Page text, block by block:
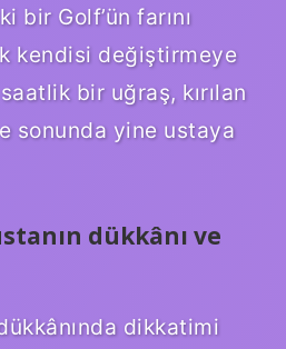
bir Golf’ün farını
kendisi değiştirmeye
bir uğraş, kırılan
sonunda yine ustaya
dükkânı ve
dikkatimi